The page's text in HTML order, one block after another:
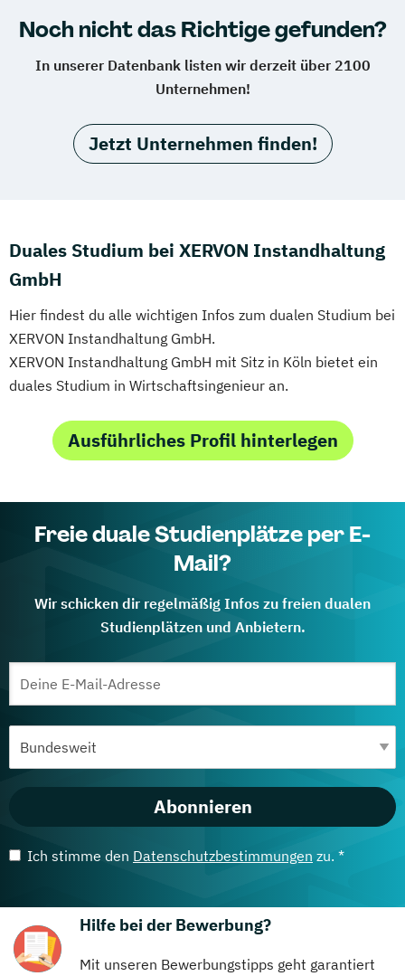
Noch nicht das Richtige gefunden?
In unserer Datenbank listen wir derzeit über 2100
Unternehmen!
Jetzt Unternehmen finden!
Duales Studium bei XERVON Instandhaltung
GmbH
Hier findest du alle wichtigen Infos zum dualen Studium bei
XERVON Instandhaltung GmbH.
XERVON Instandhaltung GmbH mit Sitz in Köln bietet ein
duales Studium in Wirtschaftsingenieur an.
Ausführliches Profil hinterlegen
Freie duale Studienplätze per E-
Mail?
Wir schicken dir regelmäßig Infos zu freien dualen
Studienplätzen und Anbietern.
Abonnieren
Ich stimme den Datenschutzbestimmungen zu. *
Hilfe bei der Bewerbung?
Mit unseren Bewerbungstipps geht garantiert